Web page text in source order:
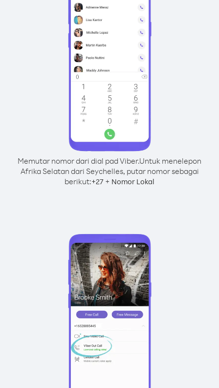
Memutar nomor dari dial pad Viber.Untuk menelepon
Afrika Selatan dari Seychelles, putar nomor sebagai
berikut:+27 + Nomor Lokal